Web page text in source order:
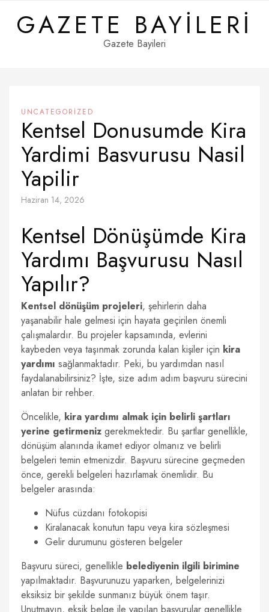
contentGAZETE BAYILERI
Gazete Bayileri
UNCATEGORIZED
Kentsel Donusumde Kira
Yardimi Basvurusu Nasil
Yapilir
Haziran 14, 2026
Kentsel Dönüşümde Kira
Yardımı Başvurusu Nasıl
Yapılır?
Kentsel dönüşüm projeleri, şehirlerin daha
yaşanabilir hale gelmesi için hayata geçirilen önemli
çalışmalardır. Bu projeler kapsamında, evlerini
kaybeden veya taşınmak zorunda kalan kişiler için kira
yardımı sağlanmaktadır. Peki, bu yardımdan nasıl
faydalanabilirsiniz? İşte, size adım adım başvuru sürecini
anlatan bir rehber.
Öncelikle, kira yardımı almak için belirli şartları
yerine getirmeniz gerekmektedir. Bu şartlar genellikle,
dönüşüm alanında ikamet ediyor olmanız ve belirli
belgeleri temin etmenizdir. Başvuru sürecine geçmeden
önce, gerekli belgeleri hazırlamak önemlidir. Bu
belgeler arasında:
Nüfus cüzdanı fotokopisi
Kiralanacak konutun tapu veya kira sözleşmesi
Gelir durumunu gösteren belgeler
Başvuru süreci, genellikle belediyenin ilgili birimine
yapılmaktadır. Başvurunuzu yaparken, belgelerinizi
eksiksiz bir şekilde sunmanız büyük önem taşır.